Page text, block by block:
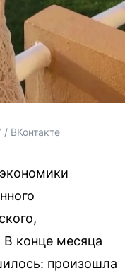
ВКонтакте
В конце месяца
произошла